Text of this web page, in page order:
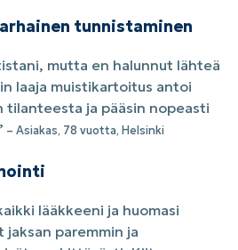
tunnistaminen
mutta en halunnut lähteä
laaja muistikartoitus antoi
tilanteesta ja pääsin nopeasti
– Asiakas, 78 vuotta, Helsinki
lääkkeeni ja huomasi
jaksan paremmin ja